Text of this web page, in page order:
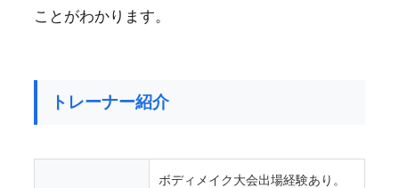
ことがわかります。
トレーナー紹介
ボディメイク大会出場経験あり。